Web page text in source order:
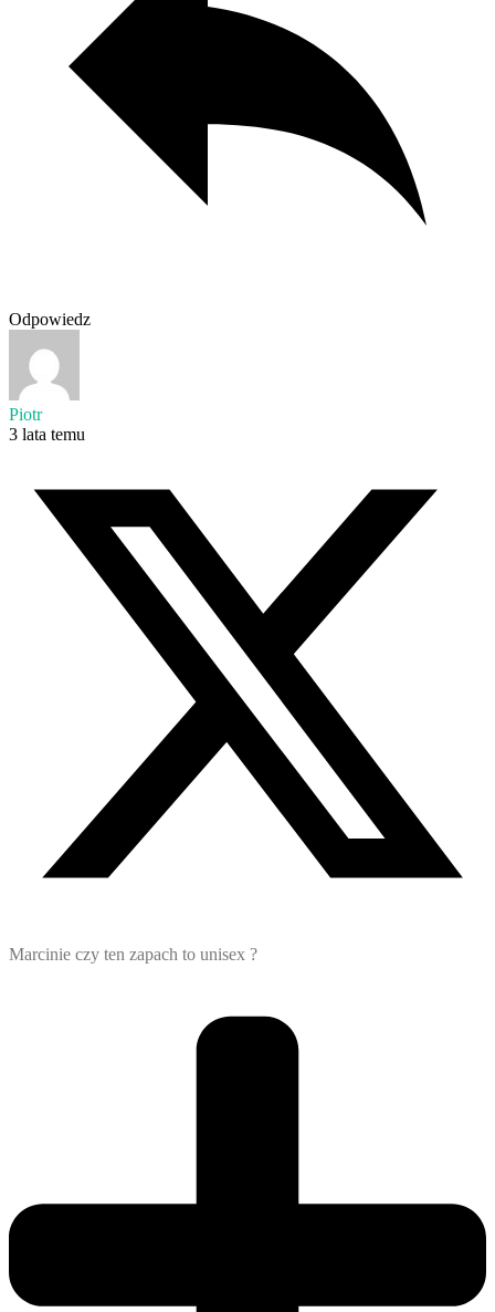
Odpowiedz
Piotr
3 lata temu
Marcinie czy ten zapach to unisex ?